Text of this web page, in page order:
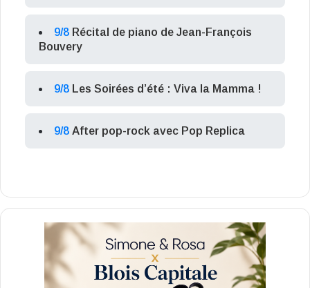
9/8 Récital de piano de Jean-François
Bouvery
9/8 Les Soirées d’été : Viva la Mamma !
9/8 After pop-rock avec Pop Replica